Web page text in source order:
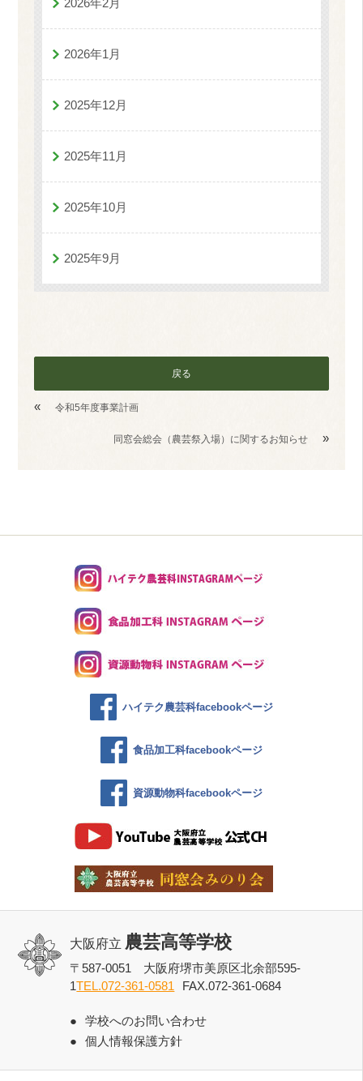
2026年2月
2026年1月
2025年12月
2025年11月
2025年10月
2025年9月
戻る
« 令和5年度事業計画
同窓会総会（農芸祭入場）に関するお知らせ »
ハイテク農芸科facebookページ
食品加工科facebookページ
資源動物科facebookページ
大阪府立 農芸高等学校
〒587-0051 大阪府堺市美原区北余部595-
1TEL.072-361-0581 FAX.072-361-0684
学校へのお問い合わせ
個人情報保護方針